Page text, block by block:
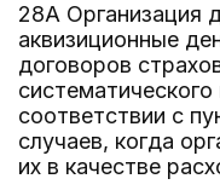
28A Организация
аквизиционные
договоров
соответствии с
случаев, когда
их в качестве